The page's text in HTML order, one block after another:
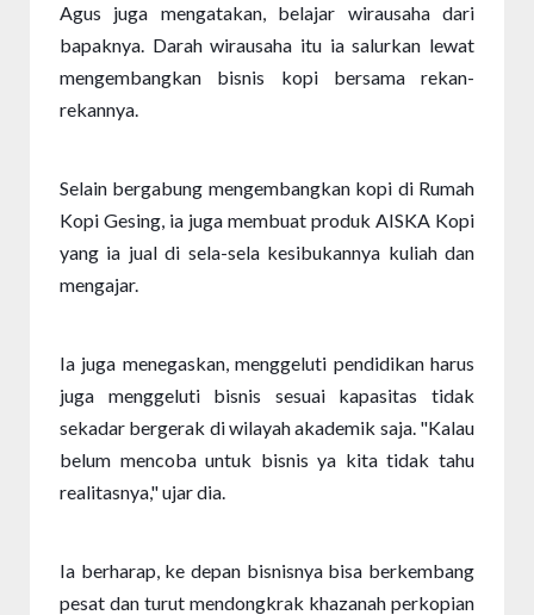
Agus juga mengatakan, belajar wirausaha dari
bapaknya. Darah wirausaha itu ia salurkan lewat
mengembangkan bisnis kopi bersama rekan-
rekannya.
Selain bergabung mengembangkan kopi di Rumah
Kopi Gesing, ia juga membuat produk AISKA Kopi
yang ia jual di sela-sela kesibukannya kuliah dan
mengajar.
Ia juga menegaskan, menggeluti pendidikan harus
juga menggeluti bisnis sesuai kapasitas tidak
sekadar bergerak di wilayah akademik saja. "Kalau
belum mencoba untuk bisnis ya kita tidak tahu
realitasnya," ujar dia.
Ia berharap, ke depan bisnisnya bisa berkembang
pesat dan turut mendongkrak khazanah perkopian